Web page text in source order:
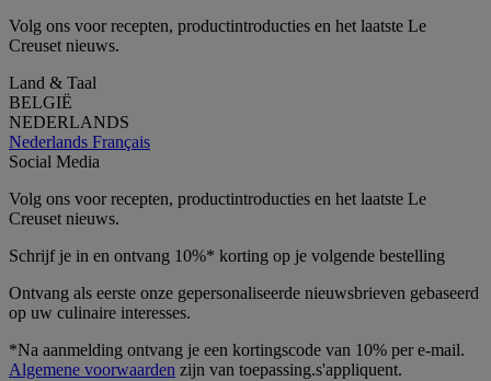
Volg ons voor recepten, productintroducties en het laatste Le
Creuset nieuws.
Land & Taal
BELGIË
NEDERLANDS
Nederlands Français
Social Media
Volg ons voor recepten, productintroducties en het laatste Le
Creuset nieuws.
Schrijf je in en ontvang 10%* korting op je volgende bestelling
Ontvang als eerste onze gepersonaliseerde nieuwsbrieven gebaseerd
op uw culinaire interesses.
*Na aanmelding ontvang je een kortingscode van 10% per e-mail.
Algemene voorwaarden zijn van toepassing.s'appliquent.